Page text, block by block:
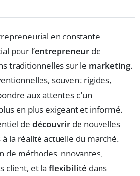
en constante
pour l’entrepreneur de
traditionnelles sur le marketing.
souvent rigides,
aux attentes d’un
en plus exigeant et informé.
de découvrir de nouvelles
la réalité actuelle du marché.
de méthodes innovantes,
client, et la flexibilité dans